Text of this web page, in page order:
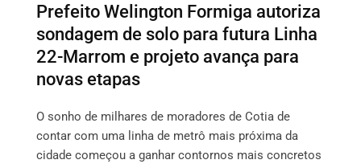
Prefeito Welington Formiga autoriza
sondagem de solo para futura Linha
22-Marrom e projeto avança para
novas etapas
O sonho de milhares de moradores de Cotia de
contar com uma linha de metrô mais próxima da
cidade começou a ganhar contornos mais concretos